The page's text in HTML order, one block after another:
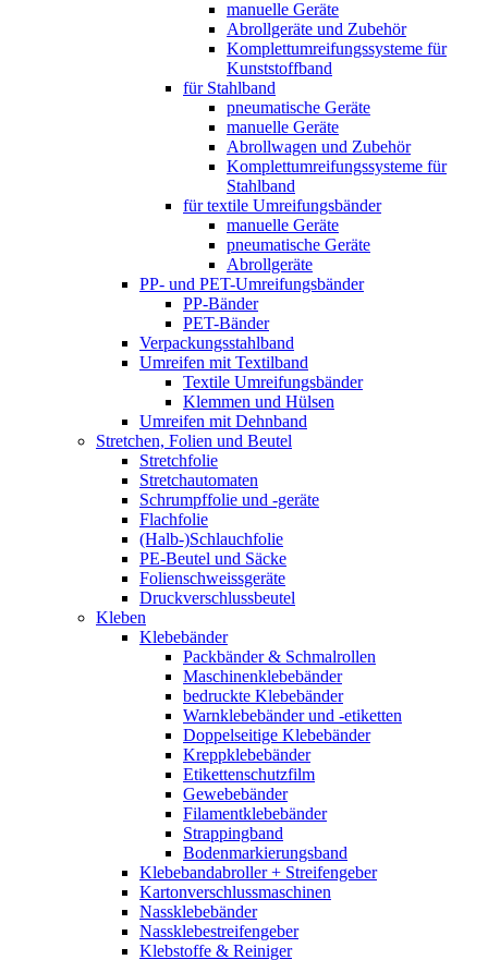
manuelle Geräte
Abrollgeräte und Zubehör
Komplett­umreifungs­systeme für
Kunststoffband
für Stahlband
pneumatische Geräte
manuelle Geräte
Abrollwagen und Zubehör
Komplett­umreifungs­systeme für
Stahlband
für textile Umreifungsbänder
manuelle Geräte
pneumatische Geräte
Abrollgeräte
PP- und PET-Umreifungsbänder
PP-Bänder
PET-Bänder
Verpackungsstahlband
Umreifen mit Textilband
Textile Umreifungsbänder
Klemmen und Hülsen
Umreifen mit Dehnband
Stretchen, Folien und Beutel
Stretchfolie
Stretchautomaten
Schrumpffolie und -geräte
Flachfolie
(Halb-)Schlauchfolie
PE-Beutel und Säcke
Folienschweissgeräte
Druckverschlussbeutel
Kleben
Klebebänder
Packbänder & Schmalrollen
Maschinenklebebänder
bedruckte Klebebänder
Warnklebebänder und -etiketten
Doppelseitige Klebebänder
Kreppklebebänder
Etikettenschutzfilm
Gewebebänder
Filamentklebebänder
Strappingband
Bodenmarkierungsband
Klebebandabroller + Streifengeber
Kartonverschlussmaschinen
Nassklebebänder
Nassklebestreifengeber
Klebstoffe & Reiniger